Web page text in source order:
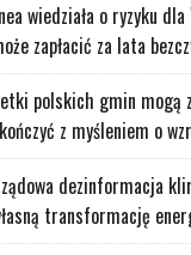
wiedziała o ryzyku
zapłacić za lata
polskich gmin mogą
z myśleniem o
dezinformacja
transformację